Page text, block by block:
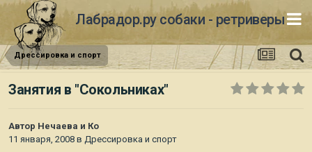
Лабрадор.ру собаки - ретриверы
Дрессировка и спорт
Занятия в "Сокольниках"
Автор Нечаева и Ко
11 января, 2008 в Дрессировка и спорт